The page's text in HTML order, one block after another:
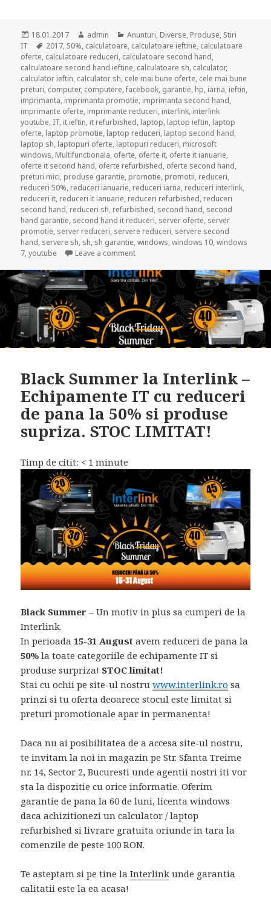
Posted
on
18.01.2017 Author
admin Categories
Anunturi, Diverse, Produse, Stiri
IT
Tags
2017,50%, calculatoare, calculatoare ieftine, calculatoare
oferte, calculatoare reduceri, calculatoare second hand,
calculatoare second hand ieftine, calculatoare sh, calculator,
calculator ieftin, calculator sh, cele mai bune oferte, cele mai bune
preturi, computer, computere,facebook, garantie, hp, iarna, ieftin,
imprimanta, imprimanta promotie, imprimanta second hand,
imprimante oferte, imprimante reduceri, interlink, interlink
youtube, IT, it ieftin, it refurbished, laptop, laptop ieftin, laptop
oferte, laptop promotie, laptop reduceri, laptop second hand,
laptop sh, laptopuri oferte, laptopuri reduceri, microsoft
windows, Multifunctionala, oferte, oferte it, oferte it ianuarie,
oferte it second hand, oferte refurbished, oferte second hand,
preturi mici, produse garantie, promotie, promotii, reduceri,
reduceri 50%, reduceri ianuarie, reduceri iarna, reduceri interlink,
reduceri it, reduceri it ianuarie, reduceri refurbished, reduceri
second hand, reduceri sh, refurbished, second hand, second
hand garantie, second hand it reduceri, server oferte, server
promotie, server reduceri, servere reduceri, servere second
hand, servere sh, sh, sh garantie,windows,windows 10,windows
7,youtube Leave a commenton An nou, preturi noi! Reduceri de
Black Summer la Interlink –
Echipamente IT cu reduceri
de pana la 50% si produse
supriza. STOC LIMITAT!
Timp de citit: < 1 minute
Black Summer – Un motiv in plus sa cumperi de la
Interlink.
In perioada15-31 August avem reduceri de pana la
50% la toate categoriile de echipamente IT si
produse surpriza! STOC limitat!
Stai cu ochii pe site-ul nostruwww.interlink.ro sa
prinzi si tu oferta deoarece stocul este limitat si
preturi promotionale apar in permanenta!
Daca nu ai posibilitatea de a accesa site-ul nostru,
te invitam la noi in magazin pe Str. Sfanta Treime
nr. 14, Sector 2, Bucuresti unde agentii nostri iti vor
sta la dispozitie cu orice informatie. Oferim
garantie de pana la 60 de luni, licenta windows
daca achizitionezi un calculator / laptop
refurbished si livrare gratuita oriunde in tara la
comenzile de peste 100 RON.
Te asteptam si pe tine laInterlink unde garantia
calitatii este la ea acasa!